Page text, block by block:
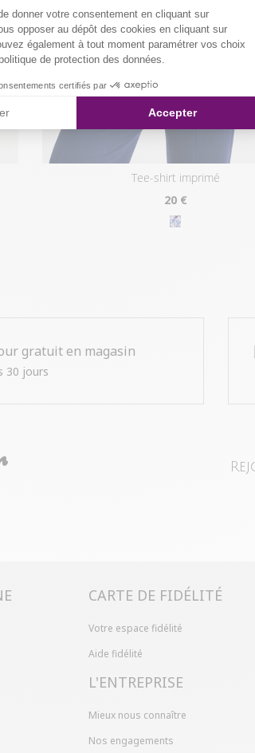
donner votre consentement en cliquant sur
opposer au dépôt des cookies en cliquant sur
également à tout moment paramétrer vos choix
de protection des données.
certifiés par
Accepter
tee-shirt imprimé
20€
gratuit en magasin
30 jours
CARTE DE FIDÉLITÉ
Votre espace fidélité
Aide fidélité
L'ENTREPRISE
Mieux nous connaître
Nos engagements